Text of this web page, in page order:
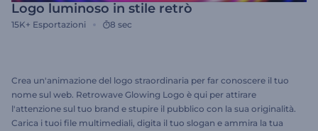
Logo luminoso in stile retrò
15K+ Esportazioni 8 sec
Crea un'animazione del logo straordinaria per far conoscere il tuo
nome sul web. Retrowave Glowing Logo è qui per attirare
l'attenzione sul tuo brand e stupire il pubblico con la sua originalità.
Carica i tuoi file multimediali, digita il tuo slogan e ammira la tua